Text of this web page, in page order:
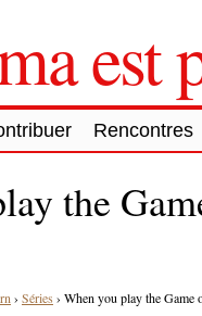
est
Rencontres
the
› Séries › When you play the